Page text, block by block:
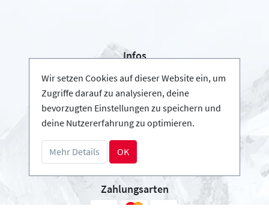
Infos
Login - Skischulen
Partner werden
FAQ - Häufig gestellte Fragen
Download Pressemappe
Zahlungsarten
Wir setzen Cookies auf dieser Website ein, um
Zugriffe darauf zu analysieren, deine
bevorzugten Einstellungen zu speichern und
deine Nutzererfahrung zu optimieren.
Mehr Details OK